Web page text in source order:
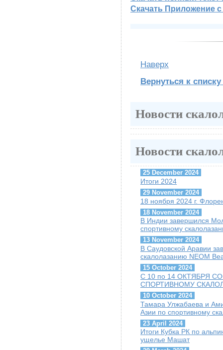
Скачать Приложение
Наверх
Вернуться к списку
Новости
Новости
25 December 2024
Итоги 2024
29 November 2024
18 ноября 2024 г.
18 November 2024
В Индии завершился
спортивному
13 November 2024
В Саудовской Аравии
скалолазанию NEOM
15 October 2024
С 10 по 14 ОКТЯБРЯ
СПОРТИВНОМУ
10 October 2024
Тамара Улжабаева и
Азии по спортивному
23 April 2024
Итоги Кубка РК по
ущелье Машат